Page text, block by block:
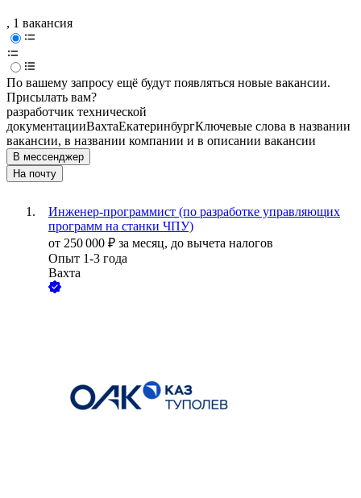
, 1 вакансия
По вашему запросу ещё будут появляться новые вакансии.
Присылать вам?
разработчик технической
документацииВахтаЕкатеринбургКлючевые слова в названии
вакансии, в названии компании и в описании вакансии
В мессенджер
На почту
Инженер-программист (по разработке управляющих
программ на станки ЧПУ)
от 250 000 ₽ за месяц, до вычета налогов
Опыт 1-3 года
Вахта